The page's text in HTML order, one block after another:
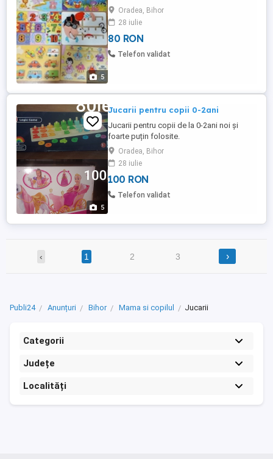
5
Oradea, Bihor
28 iulie
80 RON
Telefon validat
5
Jucarii pentru copii 0-2ani
Jucarii pentru copii de la 0-2ani noi și
foarte puțin folosite.
Oradea, Bihor
28 iulie
100 RON
Telefon validat
‹ 1 2 3 ›
Publi24 Anunțuri Bihor Mama si copilul Jucarii
Categorii
Județe
Localități